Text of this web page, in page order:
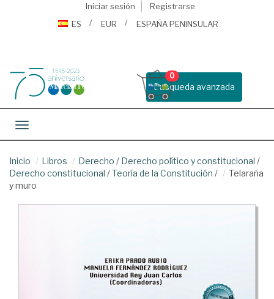
Iniciar sesión
Registrarse
ES
EUR ESPAÑA PENINSULAR
Busqueda avanzada
0
Toggle navigation
Inicio Libros Derecho / Derecho político y constitucional /
Derecho constitucional /Teoría de la Constitución /
Telaraña
y muro